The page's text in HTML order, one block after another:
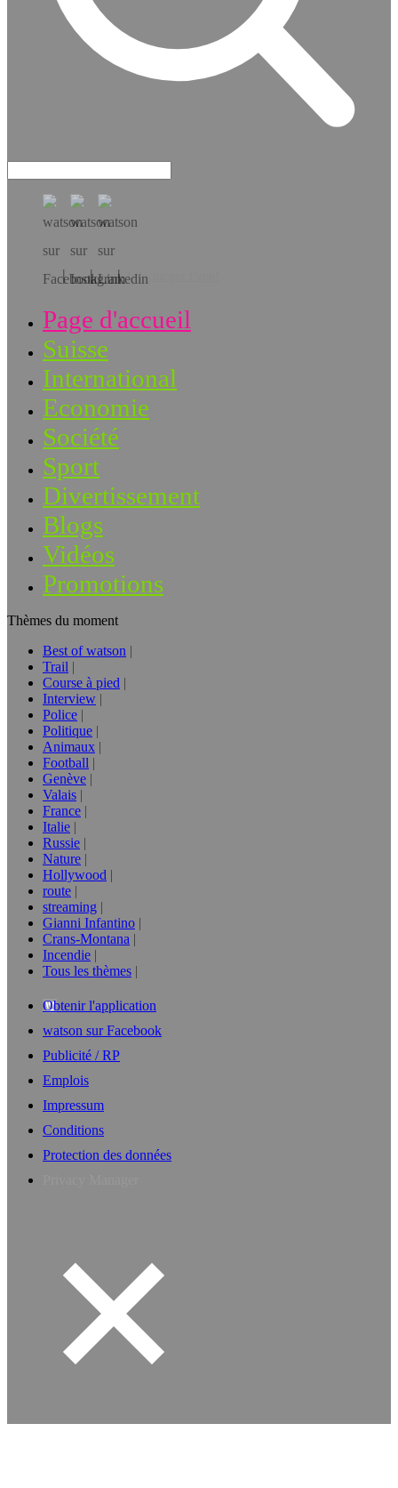
Téléchargez l’app!
Page d'accueil
Suisse
International
Economie
Société
Sport
Divertissement
Blogs
Vidéos
Promotions
Thèmes du moment
Best of watson
Trail
Course à pied
Interview
Police
Politique
Animaux
Football
Genève
Valais
France
Italie
Russie
Nature
Hollywood
route
streaming
Gianni Infantino
Crans-Montana
Incendie
Tous les thèmes
Obtenir l'application
watson sur Facebook
Publicité / RP
Emplois
Impressum
Conditions
Protection des données